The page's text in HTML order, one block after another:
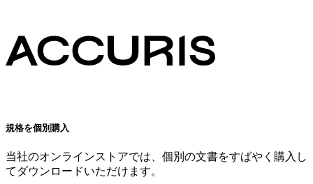
規格を個別購入
当社のオンラインストアでは、個別の文書をすばやく購入し
てダウンロードいただけます。